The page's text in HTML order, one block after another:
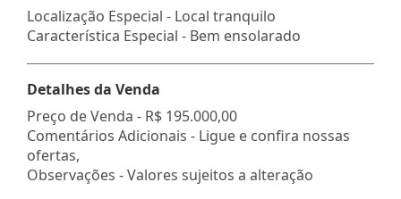
Localização Especial - Local tranquilo
Característica Especial - Bem ensolarado
Detalhes da Venda
Preço de Venda - R$ 195.000,00
Comentários Adicionais - Ligue e confira nossas
ofertas,
Observações - Valores sujeitos a alteração